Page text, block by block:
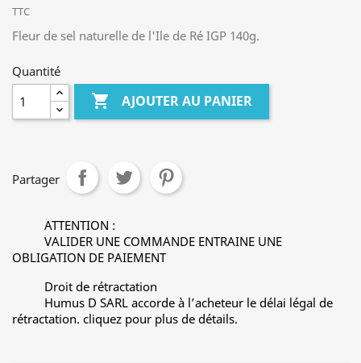
TTC
Fleur de sel naturelle de l'Ile de Ré IGP 140g.
Quantité
 AJOUTER AU PANIER
Partager
ATTENTION :
VALIDER UNE COMMANDE ENTRAINE UNE
OBLIGATION DE PAIEMENT
Droit de rétractation
Humus D SARL accorde à l’acheteur le délai légal de
rétractation. cliquez pour plus de détails.